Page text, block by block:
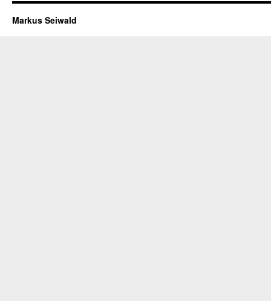
Markus Seiwald